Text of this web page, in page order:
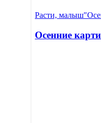
Расти, малыш
Осенние